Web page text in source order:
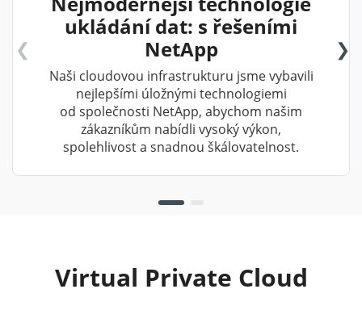
ukládání dat: s řešeními
NetApp
Naši cloudovou infrastrukturu jsme vybavili
nejlepšími úložnými technologiemi
od společnosti NetApp, abychom našim
zákazníkům nabídli vysoký výkon,
spolehlivost a snadnou škálovatelnost.
Virtual Private Cloud